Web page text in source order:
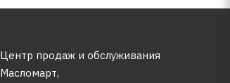
Центр продаж и обслуживания
Масломарт,